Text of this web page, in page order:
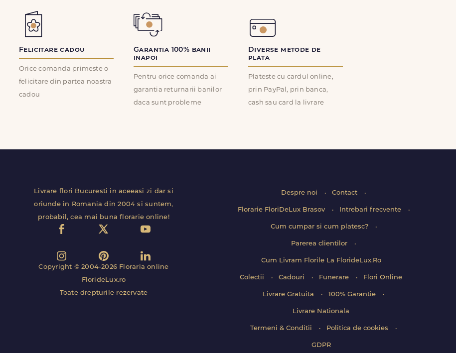
Felicitare cadou
Orice comanda primeste o
felicitare din partea noastra
cadou
Garantia 100% banii
inapoi
Pentru orice comanda ai
garantia returnarii banilor
daca sunt probleme
Diverse metode de
plata
Plateste cu cardul online,
prin PayPal, prin banca,
cash sau card la livrare
Livrare flori Bucuresti in aceeasi zi dar si
oriunde in Romania din 2004 si suntem,
probabil, cea mai buna florarie online!
Copyright © 2004-2026 Floraria online
FlorideLux.ro
Toate drepturile rezervate
Despre noi Contact
Florarie FloriDeLux Brasov Intrebari frecvente
Cum cumpar si cum platesc?
Parerea clientilor
Cum Livram Florile La FlorideLux.Ro
Colectii Cadouri Funerare Flori Online
Livrare Gratuita 100% Garantie
Livrare Nationala
Termeni & Conditii Politica de cookies
GDPR